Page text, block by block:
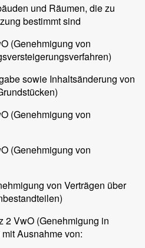
und Räumen, die zu
bestimmt sind
(Genehmigung von
sowie Inhaltsänderung von
(Genehmigung von
(Genehmigung von
von Verträgen über
2 VwO (Genehmigung in
Ausnahme von: